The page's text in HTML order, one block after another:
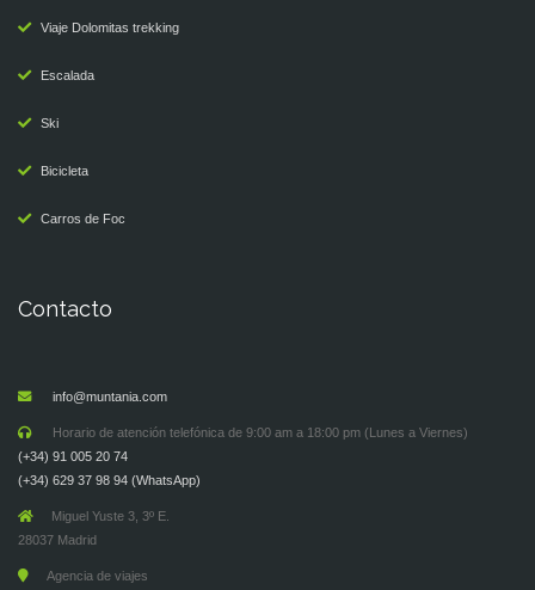
Viaje Dolomitas trekking
Escalada
Ski
Bicicleta
Carros de Foc
Contacto
info@muntania.com
Horario de atención telefónica de 9:00 am a 18:00 pm (Lunes a Viernes)
(+34) 91 005 20 74
(+34) 629 37 98 94 (WhatsApp)
Miguel Yuste 3, 3º E.
28037 Madrid
Agencia de viajes